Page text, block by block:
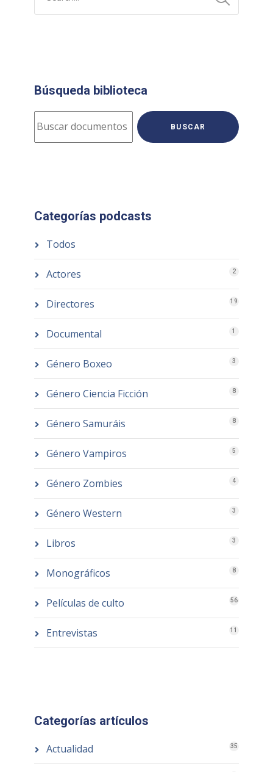
Búsqueda biblioteca
BUSCAR
Categorías podcasts
Todos
Actores 2
Directores 19
Documental 1
Género Boxeo 3
Género Ciencia Ficción 8
Género Samuráis 8
Género Vampiros 5
Género Zombies 4
Género Western 3
Libros 3
Monográficos 8
Películas de culto 56
Entrevistas 11
Categorías artículos
Actualidad 35